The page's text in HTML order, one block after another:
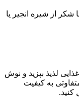
شیره انجیر یا
بپزید و نوش
به کیفیت